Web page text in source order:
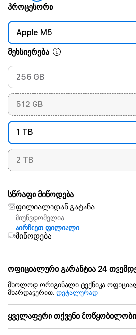
პროცესორი
Apple M5
მეხსიერება
256 GB
512 GB
1 TB
2 TB
სწრაფი მიწოდება
ფილიალიდან გატანა
მიუწვდომელია
აირჩიეთ ფილიალი
მიწოდება
ოფიციალური გარანტია 24
მხოლოდ ორიგინალი ტექნიკა
მხარდაჭერით. დეტალურად
ყველაფერი თქვენი